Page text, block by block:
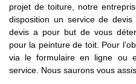
projet de toiture, notre
disposition un service de
devis a pour but de vous
pour la peinture de toit. Pour
via le formulaire en ligne ou
service. Nous saurons vous